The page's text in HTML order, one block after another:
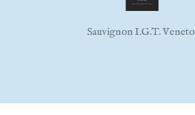
Sauvignon I.G.T. Veneto